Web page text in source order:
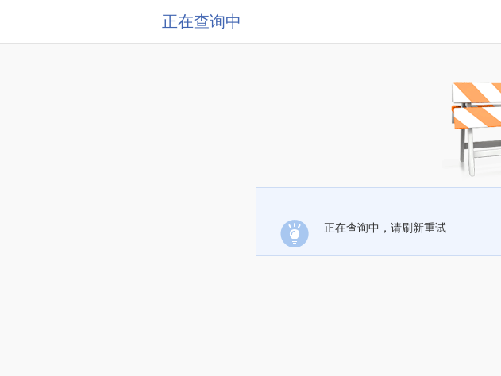
正在查询中
正在查询中，请刷新重试